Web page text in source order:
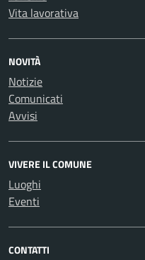
Vita lavorativa
NOVITÀ
Notizie
Comunicati
Avvisi
VIVERE IL COMUNE
Luoghi
Eventi
CONTATTI